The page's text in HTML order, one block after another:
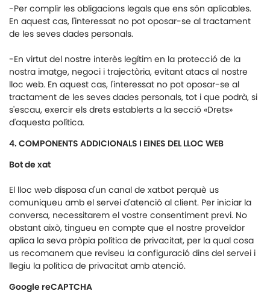
-Per complir les obligacions legals que ens són aplicables.
En aquest cas, l'interessat no pot oposar-se al tractament
de les seves dades personals.
-En virtut del nostre interès legítim en la protecció de la
nostra imatge, negoci i trajectòria, evitant atacs al nostre
lloc web. En aquest cas, l'interessat no pot oposar-se al
tractament de les seves dades personals, tot i que podrà, si
s'escau, exercir els drets establerts a la secció «Drets»
d'aquesta política.
4. COMPONENTS ADDICIONALS I EINES DEL LLOC WEB
Bot de xat
El lloc web disposa d'un canal de xatbot perquè us
comuniqueu amb el servei d'atenció al client. Per iniciar la
conversa, necessitarem el vostre consentiment previ. No
obstant això, tingueu en compte que el nostre proveïdor
aplica la seva pròpia política de privacitat, per la qual cosa
us recomanem que reviseu la configuració dins del servei i
llegiu la política de privacitat amb atenció.
Google reCAPTCHA